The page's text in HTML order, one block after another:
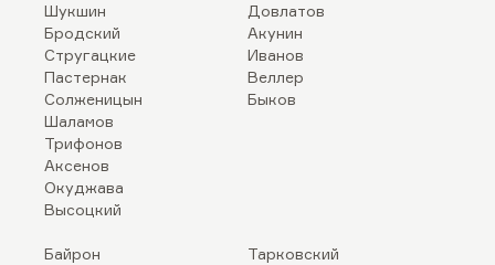
Шукшин
Бродский
Стругацкие
Пастернак
Солженицын
Шаламов
Трифонов
Аксенов
Окуджава
Высоцкий
Довлатов
Акунин
Иванов
Веллер
Быков
Байрон
Тарковский